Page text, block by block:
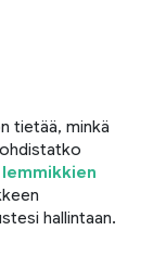
tietää, minkä
lemmikkien
hallintaan.